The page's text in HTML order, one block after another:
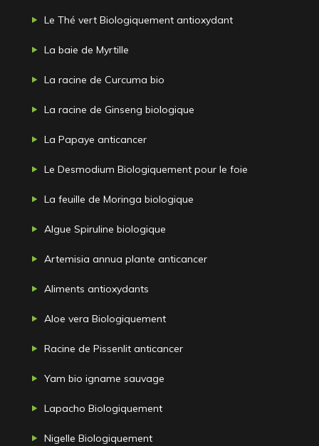
Le Thé vert Biologiquement antioxydant
La baie de Myrtille
La racine de Curcuma bio
La racine de Ginseng biologique
La Papaye anticancer
Le Desmodium Biologiquement pour le foie
La feuille de Moringa biologique
Algue Spiruline biologique
Artemisia annua plante anticancer
Aliments antioxydants
Aloe vera Biologiquement
Racine de Pissenlit anticancer
Yam bio igname sauvage
Lapacho Biologiquement
Nigelle Biologiquement